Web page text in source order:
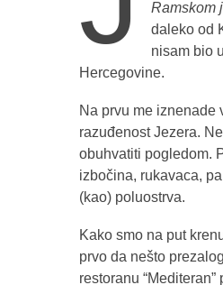
Ramskom
daleko od
nisam bio
Hercegovine.
Na prvu me iznenade
razuđenost Jezera.
obuhvatiti pogledom.
izbočina, rukavaca,
(kao) poluostrva.
Kako smo na put
prvo da nešto
restoranu “Mediteran”